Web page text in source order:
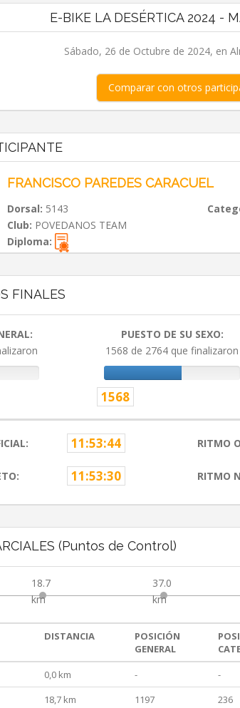
E-BIKE LA DESÉRTICA 2024 -
Sábado, 26 de Octubre de 2024, en
Comparar con otros
FRANCISCO PAREDES CARACUEL
Dorsal: 5143
Club: POVEDANOS TEAM
Diploma:
FINALES
PUESTO DE SU SEXO:
1568 de 2764 que finalizaron
1568
11:53:44 RITMO
11:53:30 RITMO
(Puntos de Control)
18.7
km
37.0
km
DISTANCIA
POSICIÓN
GENERAL
0,0 km - -
18,7 km 1197 236